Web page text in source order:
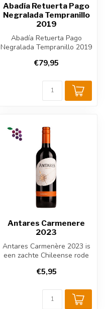
Abadía Retuerta Pago
Negralada Tempranillo
2019
Abadía Retuerta Pago
Negralada Tempranillo 2019
rode wi...
€79,95
Antares Carmenere
2023
Antares Carmenère 2023 is
een zachte Chileense rode
Gem...
€5,95